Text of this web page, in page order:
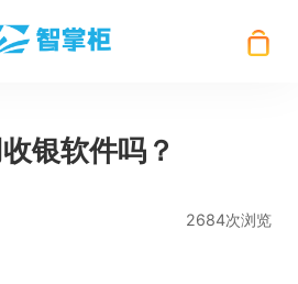
银软件吗？
2684次浏览